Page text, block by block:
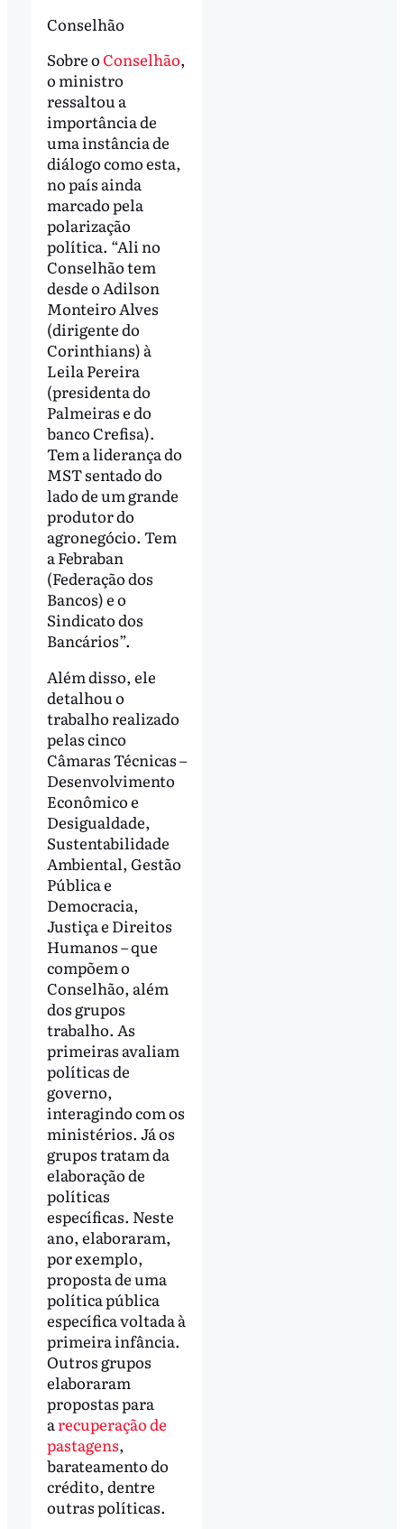
Conselhão
Sobre oConselhão,
o ministro
ressaltou a
importância de
uma instância de
diálogo como esta,
no país ainda
marcado pela
polarização
política. “Ali no
Conselhão tem
desde o Adilson
Monteiro Alves
(dirigente do
Corinthians) à
Leila Pereira
(presidenta do
Palmeiras e do
banco Crefisa).
Tem a liderança do
MST sentado do
lado de um grande
produtor do
agronegócio. Tem
a Febraban
(Federação dos
Bancos) e o
Sindicato dos
Bancários”.
Além disso, ele
detalhou o
trabalho realizado
pelas cinco
Câmaras Técnicas –
Desenvolvimento
Econômico e
Desigualdade,
Sustentabilidade
Ambiental, Gestão
Pública e
Democracia,
Justiça e Direitos
Humanos – que
compõem o
Conselhão, além
dos grupos
trabalho. As
primeiras avaliam
políticas de
governo,
interagindo com os
ministérios. Já os
grupos tratam da
elaboração de
políticas
específicas. Neste
ano, elaboraram,
por exemplo,
proposta de uma
política pública
específica voltada à
primeira infância.
Outros grupos
elaboraram
propostas para
arecuperação de
pastagens,
barateamento do
crédito, dentre
outras políticas.